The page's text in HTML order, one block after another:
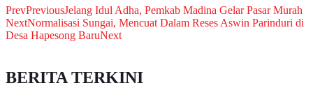
PrevPreviousJelang Idul Adha, Pemkab Madina Gelar Pasar Murah
NextNormalisasi Sungai, Mencuat Dalam Reses Aswin Parinduri di
Desa Hapesong BaruNext
BERITA TERKINI